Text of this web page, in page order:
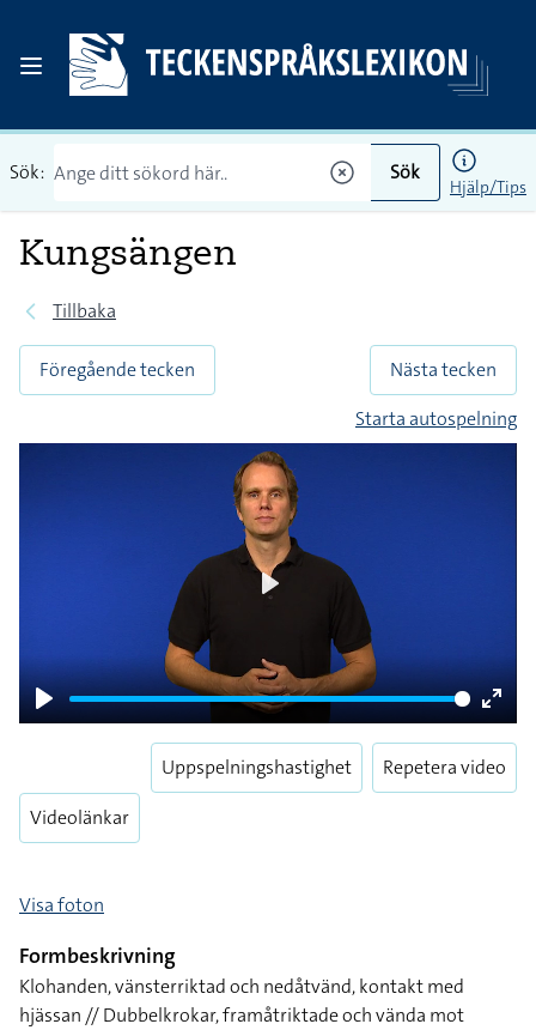
Sök: Sök
Hjälp/Tips
Kungsängen
Tillbaka
Föregående tecken
Nästa tecken
Starta autospelning
Play
Enter
Videolänkar
Uppspelningshastighet Repetera video
Visa foton
Formbeskrivning
Klohanden, vänsterriktad och nedåtvänd, kontakt med
hjässan // Dubbelkrokar, framåtriktade och vända mot